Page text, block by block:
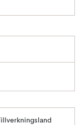
Tillverkningsland